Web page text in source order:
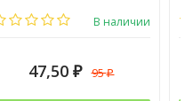
В наличии
47,50 ₽ 95₽